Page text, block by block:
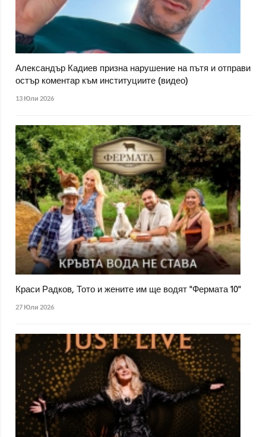
Александър Кадиев призна нарушение на пътя и отправи
остър коментар към институциите (видео)
13 Юли 2026
Краси Радков, Тото и жените им ще водят "Фермата 10"
27 Юли 2026